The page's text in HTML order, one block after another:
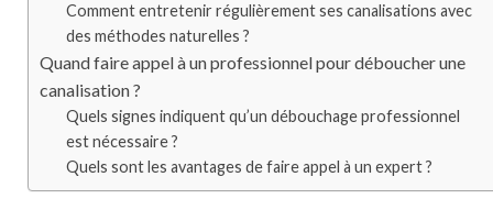
Comment entretenir régulièrement ses canalisations avec
des méthodes naturelles ?
Quand faire appel à un professionnel pour déboucher une
canalisation ?
Quels signes indiquent qu’un débouchage professionnel
est nécessaire ?
Quels sont les avantages de faire appel à un expert ?